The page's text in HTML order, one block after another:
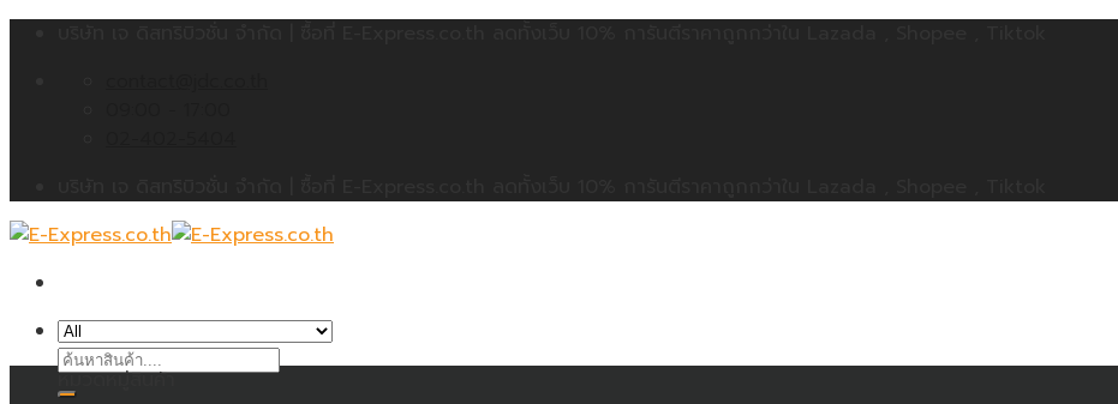
ค้นหา:
หมวดหมู่สินค้า